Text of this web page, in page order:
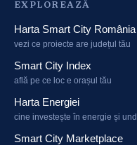
EXPLOREAZĂ
Harta Smart City România
vezi ce proiecte are județul tău
Smart City Index
află pe ce loc e orașul tău
Harta Energiei
cine investește în energie și
Smart City Marketplace